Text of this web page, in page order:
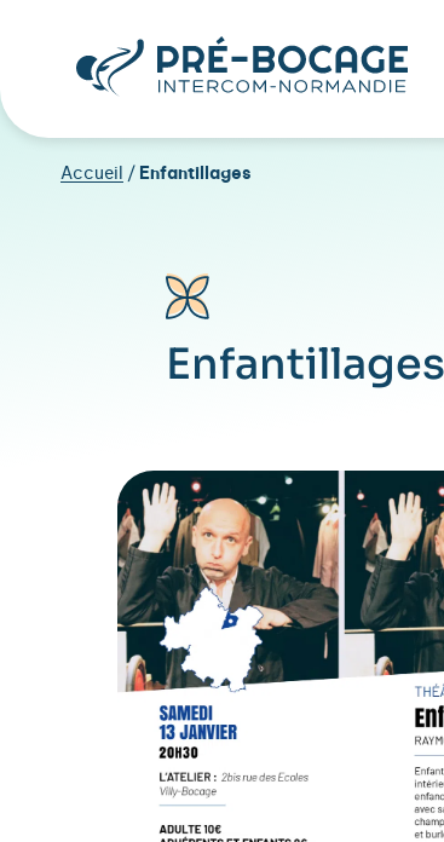
Accueil / Enfantillages
Enfantillages